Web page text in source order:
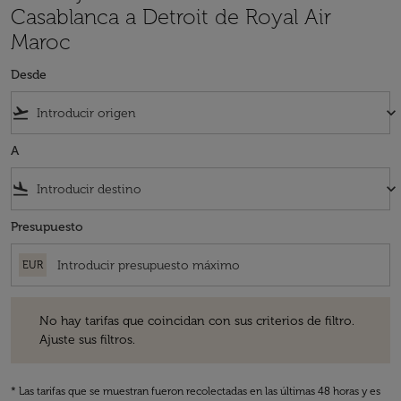
Casablanca a Detroit de Royal Air
Maroc
Desde
flight_takeoff keyboard_arrow_down
A
flight_land keyboard_arrow_down
Presupuesto
EUR
No hay tarifas que coincidan con sus criterios de filtro.
Ajuste sus filtros.
* Las tarifas que se muestran fueron recolectadas en las últimas 48 horas y es